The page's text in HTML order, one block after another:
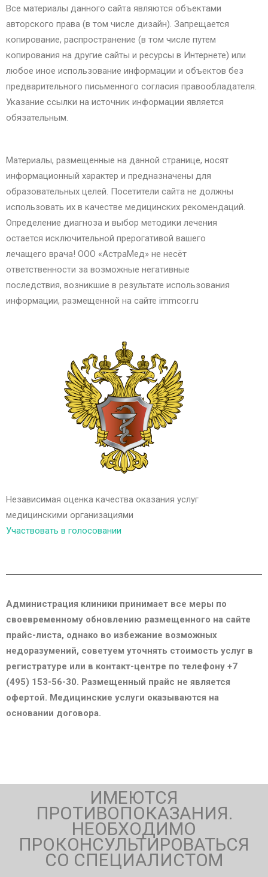
Все материалы данного сайта являются объектами
авторского права (в том числе дизайн). Запрещается
копирование, распространение (в том числе путем
копирования на другие сайты и ресурсы в Интернете) или
любое иное использование информации и объектов без
предварительного письменного согласия правообладателя.
Указание ссылки на источник информации является
обязательным.
Материалы, размещенные на данной странице, носят
информационный характер и предназначены для
образовательных целей. Посетители сайта не должны
использовать их в качестве медицинских рекомендаций.
Определение диагноза и выбор методики лечения
остается исключительной прерогативой вашего
лечащего врача! ООО «АстраМед» не несёт
ответственности за возможные негативные
последствия, возникшие в результате использования
информации, размещенной на сайте immcor.ru
Независимая оценка качества оказания услуг
медицинскими организациями
Участвовать в голосовании
Администрация клиники принимает все меры по
своевременному обновлению размещенного на сайте
прайс-листа, однако во избежание возможных
недоразумений, советуем уточнять стоимость услуг в
регистратуре или в контакт-центре по телефону +7
(495) 153-56-30. Размещенный прайс не является
офертой. Медицинские услуги оказываются на
основании договора.
ИМЕЮТСЯ
ПРОТИВОПОКАЗАНИЯ.
НЕОБХОДИМО
ПРОКОНСУЛЬТИРОВАТЬСЯ
СО СПЕЦИАЛИСТОМ